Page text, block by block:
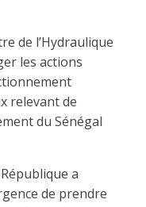
de l’Hydraulique
les actions
relevant de
du Sénégal
a
de prendre